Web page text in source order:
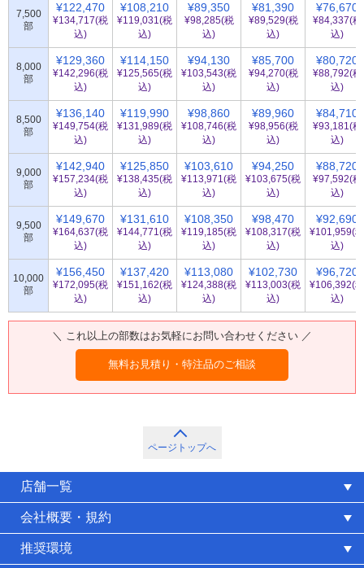
7,500
部
¥122,470
¥134,717(税
込)
¥108,210
¥119,031(税
込)
¥89,350
¥98,285(税
込)
¥81,390
¥89,529(税
込)
¥76,670
¥84,337(税
込)
8,000
部
¥129,360
¥142,296(税
込)
¥114,150
¥125,565(税
込)
¥94,130
¥103,543(税
込)
¥85,700
¥94,270(税
込)
¥80,720
¥88,792(税
込)
8,500
部
¥136,140
¥149,754(税
込)
¥119,990
¥131,989(税
込)
¥98,860
¥108,746(税
込)
¥89,960
¥98,956(税
込)
¥84,710
¥93,181(税
込)
9,000
部
¥142,940
¥157,234(税
込)
¥125,850
¥138,435(税
込)
¥103,610
¥113,971(税
込)
¥94,250
¥103,675(税
込)
¥88,720
¥97,592(税
込)
9,500
部
¥149,670
¥164,637(税
込)
¥131,610
¥144,771(税
込)
¥108,350
¥119,185(税
込)
¥98,470
¥108,317(税
込)
¥92,690
¥101,959(税
込)
10,000
部
¥156,450
¥172,095(税
込)
¥137,420
¥151,162(税
込)
¥113,080
¥124,388(税
込)
¥102,730
¥113,003(税
込)
¥96,720
¥106,392(税
込)
＼ これ以上の部数はお気軽にお問い合わせください ／
無料お見積り・特注品のご相談
ページトップへ
店舗一覧
会社概要・規約
推奨環境